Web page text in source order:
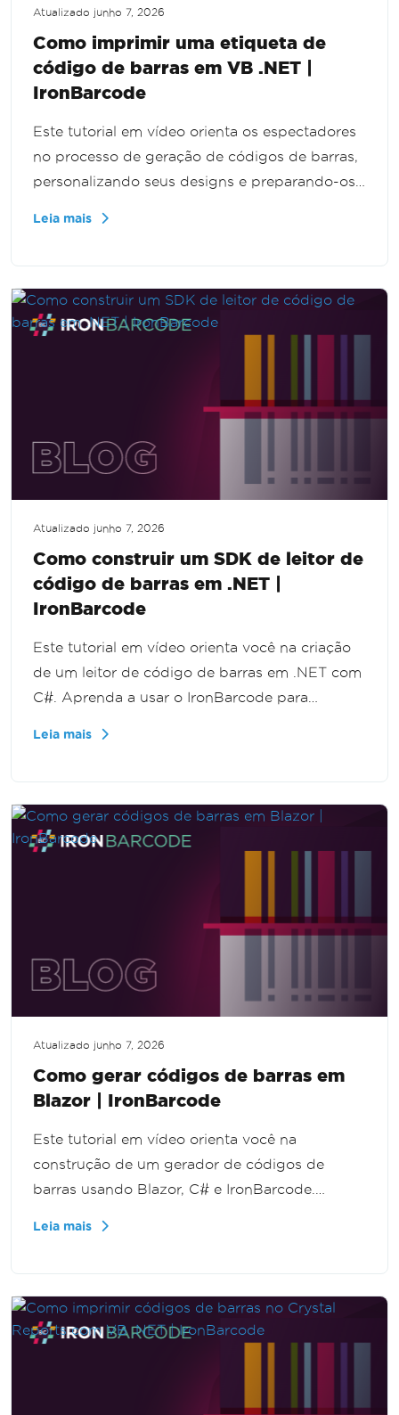
Atualizado junho 7, 2026
Como imprimir uma etiqueta de
código de barras em VB .NET |
IronBarcode
Este tutorial em vídeo orienta os espectadores
no processo de geração de códigos de barras,
personalizando seus designs e preparando-os
aprimorar suas habilidades em gerenciamento
de códigos de barras.
Leia mais
Atualizado junho 7, 2026
Como construir um SDK de leitor de
código de barras em .NET |
IronBarcode
Este tutorial em vídeo orienta você na criação
de um leitor de código de barras em .NET com
C#. Aprenda a usar o IronBarcode para
Leia mais
Atualizado junho 7, 2026
Como gerar códigos de barras em
Blazor | IronBarcode
Este tutorial em vídeo orienta você na
construção de um gerador de códigos de
barras usando Blazor, C# e IronBarcode.
capacidades de geração de códigos de barras
sem esforço.
Leia mais